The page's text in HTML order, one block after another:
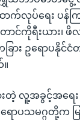
ာက်လုပ်ရေး ပန်
ောင်ကိုရီးယား၊ ဖိ
ခြား ဥရောပနို
ားတဲ့ လူ့အခွင့်အရေ
ောပသမဂ္ဂတို့က မ